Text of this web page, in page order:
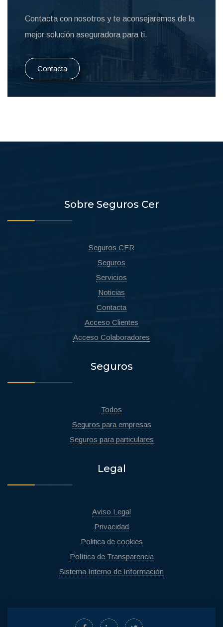
Contacta con nosotros y te aconsejaremos de la
mejor solución aseguradora para ti.
Contacta
Sobre Seguros Cer
Seguros CER
Seguros
Servicios
Noticias
Contacta
Acceso Clientes
Acceso Colaboradores
Seguros
Todos
Seguros para empresas
Seguros para particulares
Legal
Aviso Legal
Privacidad
Politica de cookies
Política de Transparencia
Sistema Interno de Información